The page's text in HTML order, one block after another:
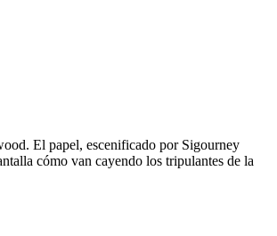
El papel, escenificado por Sigourney
cómo van cayendo los tripulantes de la